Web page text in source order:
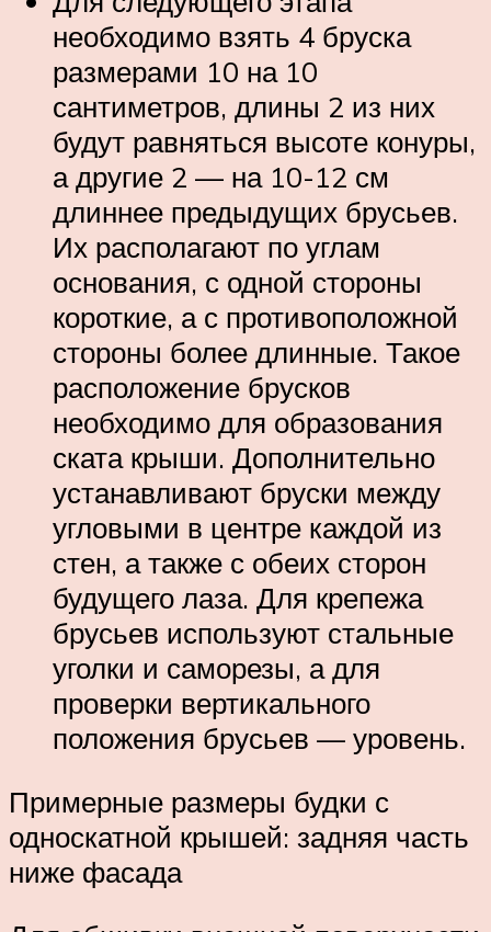
необходимо взять 4 бруска
размерами 10 на 10
сантиметров, длины 2 из них
будут равняться высоте конуры,
а другие 2 — на 10-12 см
длиннее предыдущих брусьев.
Их располагают по углам
основания, с одной стороны
короткие, а с противоположной
стороны более длинные. Такое
расположение брусков
необходимо для образования
ската крыши. Дополнительно
устанавливают бруски между
угловыми в центре каждой из
стен, а также с обеих сторон
будущего лаза. Для крепежа
брусьев используют стальные
уголки и саморезы, а для
проверки вертикального
положения брусьев — уровень.
Примерные размеры будки с
односкатной крышей: задняя часть
ниже фасада